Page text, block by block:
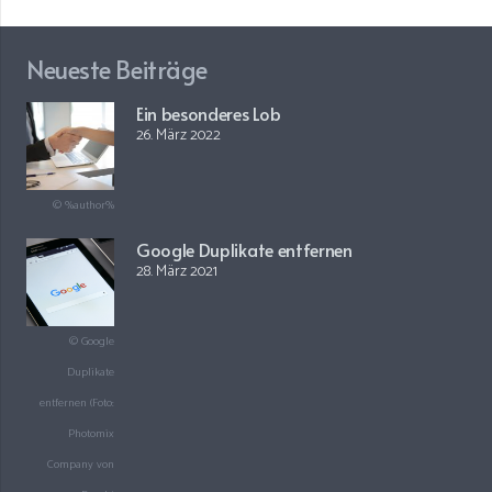
Neueste Beiträge
© %author%
Ein besonderes Lob
26. März 2022
© Google
Duplikate
entfernen (Foto:
Photomix
Company von
Google Duplikate entfernen
28. März 2021